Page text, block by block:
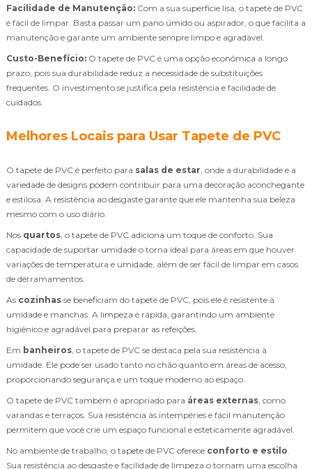
Facilidade de Manutenção: Com a sua superfície lisa, o tapete de PVC
é fácil de limpar. Basta passar um pano úmido ou aspirador, o que facilita a
manutenção e garante um ambiente sempre limpo e agradável.
Custo-Benefício: O tapete de PVC é uma opção econômica a longo
prazo, pois sua durabilidade reduz a necessidade de substituições
frequentes. O investimento se justifica pela resistência e facilidade de
cuidados.
Melhores Locais para Usar Tapete de PVC
O tapete de PVC é perfeito para salas de estar, onde a durabilidade e a
variedade de designs podem contribuir para uma decoração aconchegante
e estilosa. A resistência ao desgaste garante que ele mantenha sua beleza
mesmo com o uso diário.
Nos quartos, o tapete de PVC adiciona um toque de conforto. Sua
capacidade de suportar umidade o torna ideal para áreas em que houver
variações de temperatura e umidade, além de ser fácil de limpar em casos
de derramamentos.
As cozinhas se beneficiam do tapete de PVC, pois ele é resistente à
umidade e manchas. A limpeza é rápida, garantindo um ambiente
higiênico e agradável para preparar as refeições.
Em banheiros, o tapete de PVC se destaca pela sua resistência à
umidade. Ele pode ser usado tanto no chão quanto em áreas de acesso,
proporcionando segurança e um toque moderno ao espaço.
O tapete de PVC também é apropriado para áreas externas, como
varandas e terraços. Sua resistência às intempéries e fácil manutenção
permitem que você crie um espaço funcional e esteticamente agradável.
No ambiente de trabalho, o tapete de PVC oferece conforto e estilo.
Sua resistência ao desgaste e facilidade de limpeza o tornam uma escolha